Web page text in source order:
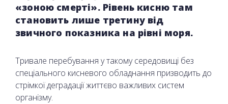
«зоною смерті». Рівень кисню там
становить лише третину від
звичного показника на рівні моря.
Тривале перебування у такому середовищі без
спеціального кисневого обладнання призводить до
стрімкої деградації життєво важливих систем
організму.